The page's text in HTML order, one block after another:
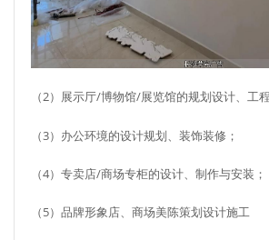
（2）展示厅/博物馆/展览馆的规划设计、工
（3）办公环境的设计规划、装饰装修；
（4）专卖店/商场专柜的设计、制作与安装；
（5）品牌形象店、商场美陈策划设计施工